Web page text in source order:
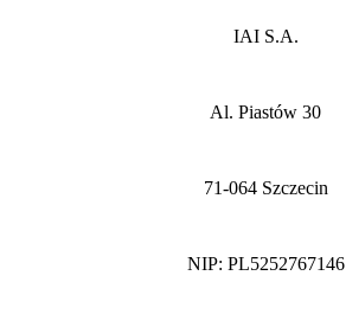
IAI S.A.
Al. Piastów 30
71-064 Szczecin
NIP: PL5252767146